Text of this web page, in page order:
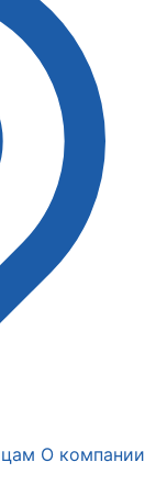
О компании